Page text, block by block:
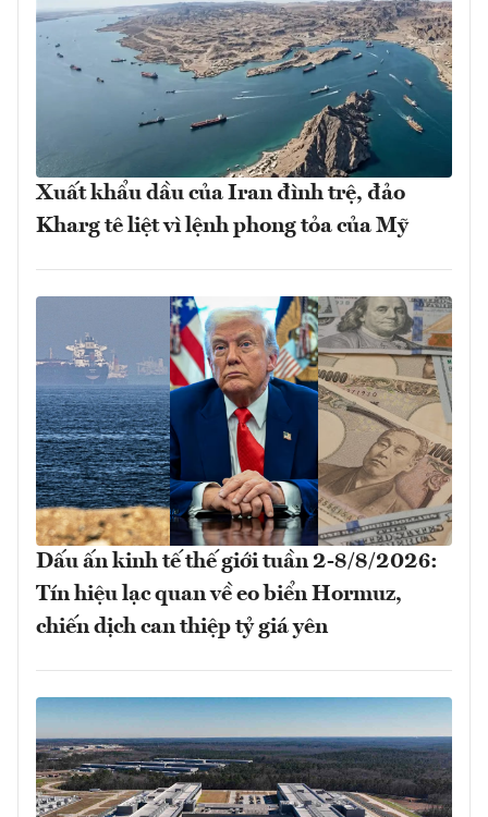
Xuất khẩu dầu của Iran đình trệ, đảo
Kharg tê liệt vì lệnh phong tỏa của Mỹ
Dấu ấn kinh tế thế giới tuần 2-8/8/2026:
Tín hiệu lạc quan về eo biển Hormuz,
chiến dịch can thiệp tỷ giá yên